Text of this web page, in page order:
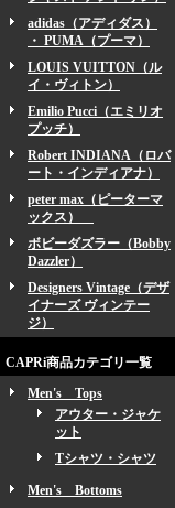
adidas（アディダス）
・ PUMA（プーマ）
LOUIS VUITTON（ル
イ・ヴィトン）
Emilio Pucci（エミリオ
プッチ）
Robert INDIANA（ロバ
ート・インディアナ）
peter max（ピーターマ
ックス）
ボビーダズラー（Bobby
Dazzler）
Designers Vintage（デザ
イナーズ ヴィンテー
ジ）
CAPRi商品カテゴリ一覧
Men's Tops
アウター・ジャケ
ット
Tシャツ・シャツ
Men's Bottoms